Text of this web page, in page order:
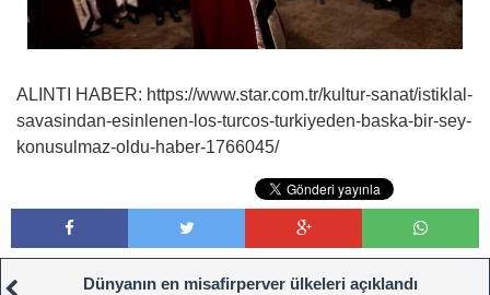
ALINTI HABER: https://www.star.com.tr/kultur-sanat/istiklal-
savasindan-esinlenen-los-turcos-turkiyeden-baska-bir-sey-
konusulmaz-oldu-haber-1766045/
Dünyanın en misafirperver ülkeleri açıklandı